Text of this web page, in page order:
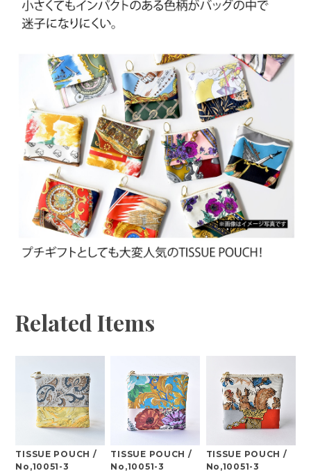
Related Items
TISSUE POUCH /
No,10051-3
TISSUE POUCH /
No,10051-3
TISSUE POUCH /
No,10051-3